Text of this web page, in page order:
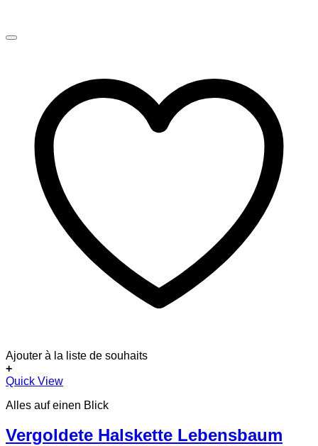
Ajouter à la liste de souhaits
+
Quick View
Alles auf einen Blick
Vergoldete Halskette Lebensbaum